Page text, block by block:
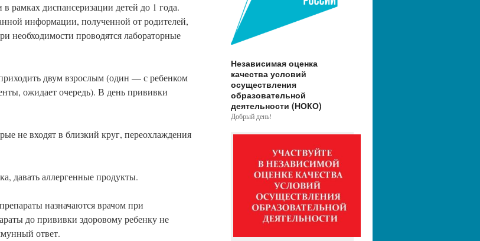
рамках диспансеризации детей до 1 года.
информации, полученной от родителей,
необходимости проводятся лабораторные
двум взрослым (один — с ребенком
ожидает очередь). В день прививки
не входят в близкий круг, переохлаждения
давать аллергенные продукты.
назначаются врачом при
до прививки здоровому ребенку не
ответ.
Независимая оценка
качества условий
осуществления
образовательной
деятельности (НОКО)
Добрый день!